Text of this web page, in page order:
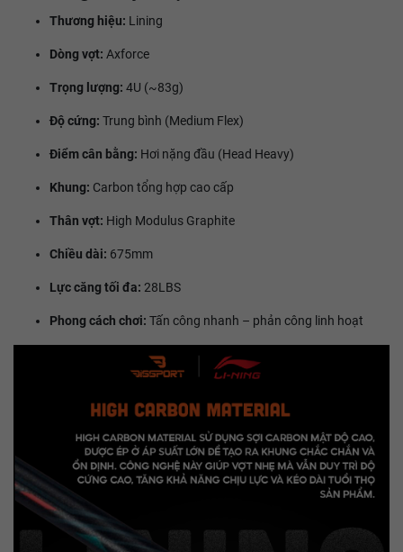
Thương hiệu: Lining
Dòng vợt: Axforce
Trọng lượng: 4U (~83g)
Độ cứng: Trung bình (Medium Flex)
Điểm cân bằng: Hơi nặng đầu (Head Heavy)
Khung: Carbon tổng hợp cao cấp
Thân vợt: High Modulus Graphite
Chiều dài: 675mm
Lực căng tối đa: 28LBS
Phong cách chơi: Tấn công nhanh – phản công linh hoạt